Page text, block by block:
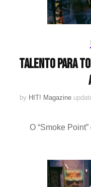
Talento para
by HIT! Magazine
O “Smoke